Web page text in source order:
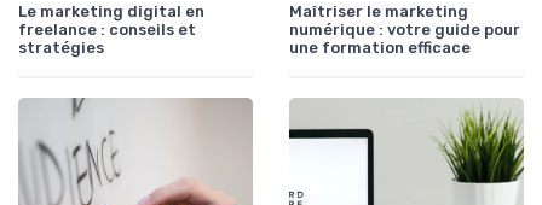
Le marketing digital en
freelance : conseils et
stratégies
Maîtriser le marketing
numérique : votre guide pour
une formation efficace